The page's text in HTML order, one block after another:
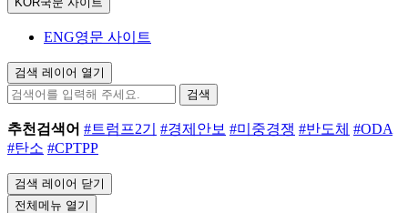
ENG영문 사이트
검색 레이어 열기
검색
추천검색어 #트럼프2기 #경제안보 #미중경쟁 #반도체 #ODA
#탄소 #CPTPP
검색 레이어 닫기
전체메뉴 열기